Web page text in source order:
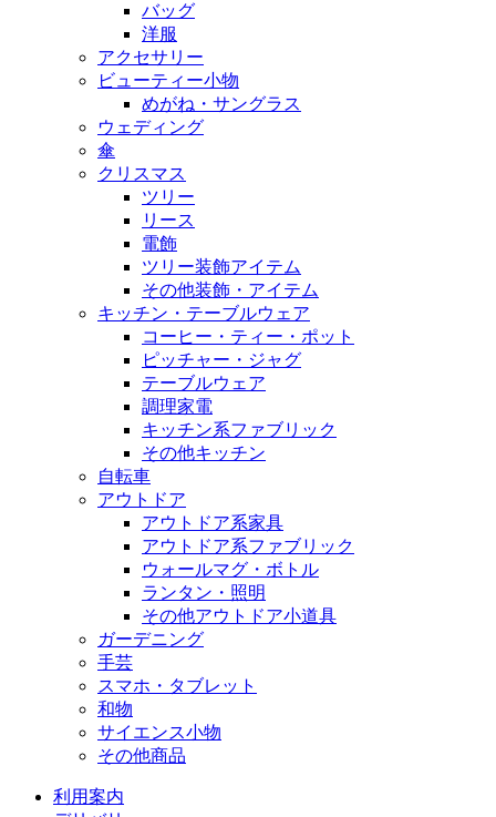
バッグ
洋服
アクセサリー
ビューティー小物
めがね・サングラス
ウェディング
傘
クリスマス
ツリー
リース
電飾
ツリー装飾アイテム
その他装飾・アイテム
キッチン・テーブルウェア
コーヒー・ティー・ポット
ピッチャー・ジャグ
テーブルウェア
調理家電
キッチン系ファブリック
その他キッチン
自転車
アウトドア
アウトドア系家具
アウトドア系ファブリック
ウォールマグ・ボトル
ランタン・照明
その他アウトドア小道具
ガーデニング
手芸
スマホ・タブレット
和物
サイエンス小物
その他商品
利用案内